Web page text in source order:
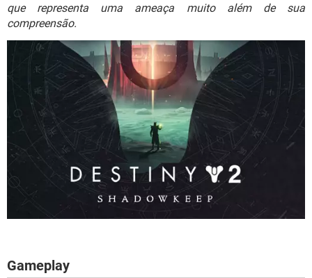
que representa uma ameaça muito além de sua
compreensão.
Gameplay